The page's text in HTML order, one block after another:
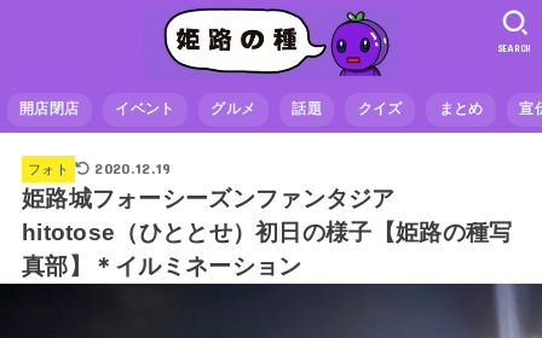
開店閉店 イベント グルメ 話題 クイズ まとめ 宣
SEARCH
フォト 2020.12.19
姫路城フォーシーズンファンタジア
hitotose（ひととせ）初日の様子【姫路の種写
真部】＊イルミネーション